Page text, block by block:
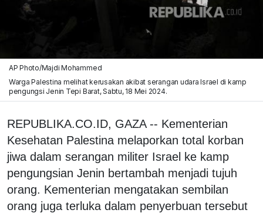
AP Photo/Majdi Mohammed
Warga Palestina melihat kerusakan akibat serangan udara Israel di kamp
pengungsi Jenin Tepi Barat, Sabtu, 18 Mei 2024.
REPUBLIKA.CO.ID, GAZA -- Kementerian
Kesehatan Palestina melaporkan total korban
jiwa dalam serangan militer Israel ke kamp
pengungsian Jenin bertambah menjadi tujuh
orang. Kementerian mengatakan sembilan
orang juga terluka dalam penyerbuan tersebut